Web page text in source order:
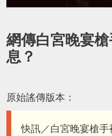
網傳白宮晚宴
息？
原始謠傳版本：
快訊／白宮晚宴槍